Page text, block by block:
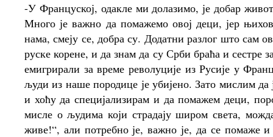
-У Француској, одакле ми долазимо, је добар
Много је важно да помажемо овој деци, јер
нама, смеју се, добра су. Додатни разлог што сам
руске корене, и да знам да су Срби браћа и сестре
емигрирали за време револуције из Русије у
људи из наше породице је убијено. Зато мислим
и хоћу да специјализирам и да помажем деци,
мисле о људима који страдају широм света,
живе!“, али потребно је, важно је, да се